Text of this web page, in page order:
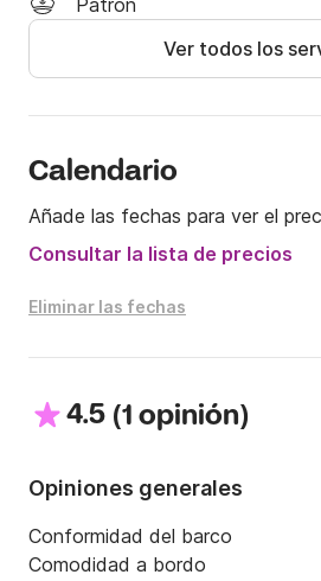
en contacto conmigo a través
estaré encantado de atenderle.
Patrón
Ver todos los
Calendario
Añade las fechas para ver el
Consultar la lista de precios
Eliminar las fechas
4.5 (1 opinión)
Opiniones generales
Conformidad del barco
Comodidad a bordo